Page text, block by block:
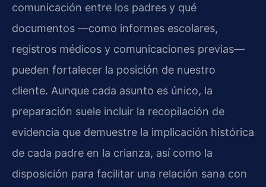
comunicación entre los padres y qué
documentos —como informes escolares,
registros médicos y comunicaciones previas—
pueden fortalecer la posición de nuestro
cliente. Aunque cada asunto es único, la
preparación suele incluir la recopilación de
evidencia que demuestre la implicación histórica
de cada padre en la crianza, así como la
disposición para facilitar una relación sana con